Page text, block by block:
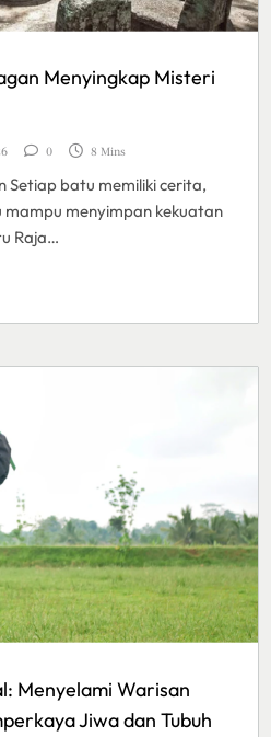
Menyingkap Misteri
0 8 Mins
Setiap batu memiliki cerita,
menyimpan kekuatan
Raja…
Menyelami Warisan
Jiwa dan Tubuh